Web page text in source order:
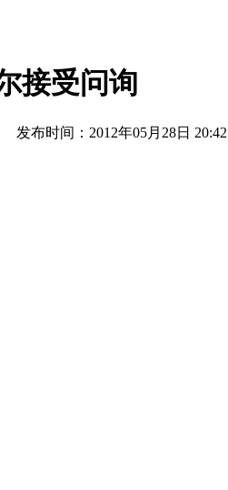
接受问询
发布时间：2012年05月28日 20:42